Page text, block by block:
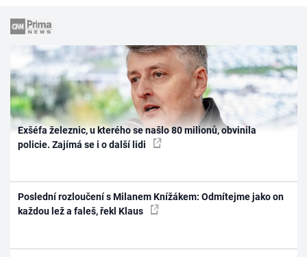
Exšéfa železnic, u kterého se našlo 80 milionů, obvinila
policie. Zajímá se i o další lidi
Poslední rozloučení s Milanem Knížákem: Odmítejme jako on
každou lež a faleš, řekl Klaus